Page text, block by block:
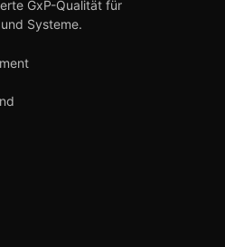
GxP-Qualität für
Systeme.